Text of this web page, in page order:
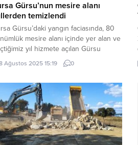
Gürsu’nun mesire alanı
temizlendi
Gürsu’daki yangın faciasında, 80
mesire alanı içinde yer alan ve
yıl hizmete açılan Gürsu
bağlı Kule Orman Park Kır
tamamen yanmıştı. Kül yığınına
ve kaldırılması işlemleri
BURSA (İGFA) – Bursa Gürsu
ait mesire alanı içerisindeki
lokantası toplamda...
Ağustos 2025 15:19 0